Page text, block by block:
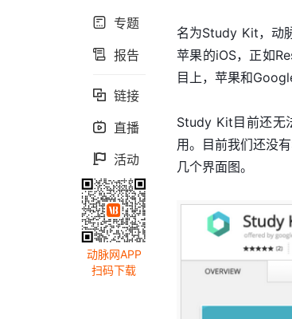
 专题
 报告
 链接
 直播
 活动
动脉网APP
扫码下载
名为Study Kit，动
苹果的iOS，正如
目上，苹果和
Study Kit目前还无
用。目前我们还没
几个界面图。